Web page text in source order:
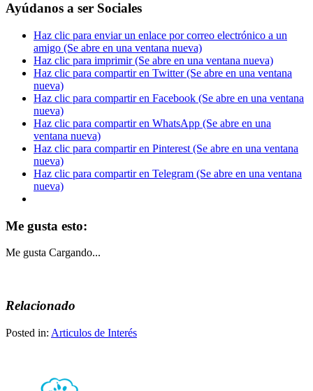
Ayúdanos a ser Sociales
Haz clic para enviar un enlace por correo electrónico a un
amigo (Se abre en una ventana nueva)
Haz clic para imprimir (Se abre en una ventana nueva)
Haz clic para compartir en Twitter (Se abre en una ventana
nueva)
Haz clic para compartir en Facebook (Se abre en una ventana
nueva)
Haz clic para compartir en WhatsApp (Se abre en una
ventana nueva)
Haz clic para compartir en Pinterest (Se abre en una ventana
nueva)
Haz clic para compartir en Telegram (Se abre en una ventana
nueva)
Me gusta esto:
Me gusta Cargando...
Relacionado
Posted in: Articulos de Interés